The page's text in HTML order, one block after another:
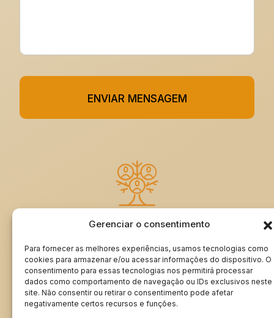
Gerenciar o consentimento
Para fornecer as melhores experiências, usamos tecnologias como
cookies para armazenar e/ou acessar informações do dispositivo. O
consentimento para essas tecnologias nos permitirá processar
dados como comportamento de navegação ou IDs exclusivos neste
site. Não consentir ou retirar o consentimento pode afetar
negativamente certos recursos e funções.
ENVIAR MENSAGEM
ASSINE MEU LIVRO DE VISITAS
Minha Genealogia | rangeldordetto.com ®
Todos os direitos reservados © 2024